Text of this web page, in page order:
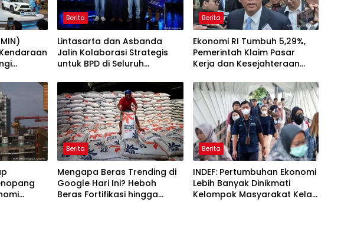
Berita
Lintasarta dan Asbanda
Jalin Kolaborasi Strategis
untuk BPD di Seluruh
Berita
Ekonomi RI Tumbuh 5,29%,
Pemerintah Klaim Pasar
Kerja dan Kesejahteraan
Berita
Mengapa Beras Trending di
Google Hari Ini? Heboh
Beras Fortifikasi hingga
Berita
INDEF: Pertumbuhan Ekonomi
Lebih Banyak Dinikmati
Kelompok Masyarakat Kelas